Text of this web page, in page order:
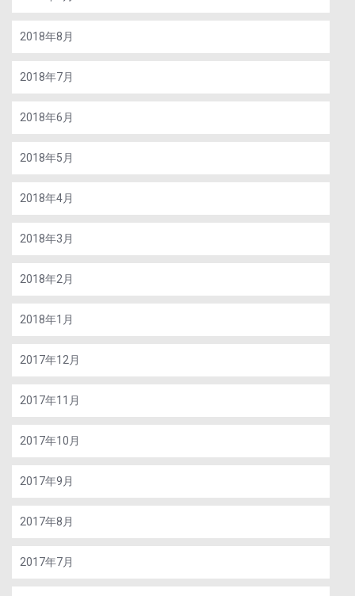
2018年8月
2018年7月
2018年6月
2018年5月
2018年4月
2018年3月
2018年2月
2018年1月
2017年12月
2017年11月
2017年10月
2017年9月
2017年8月
2017年7月